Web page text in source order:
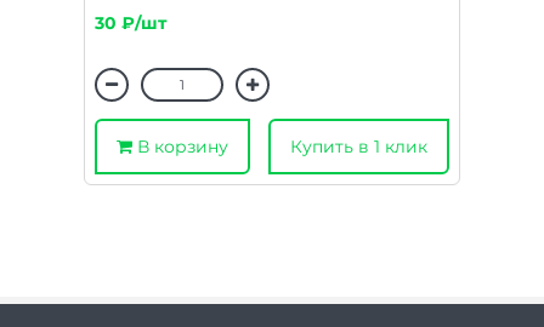
30 ₽/шт
В корзину Купить в 1 клик